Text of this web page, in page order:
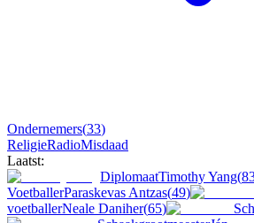
Ondernemers(33)
ReligieRadioMisdaad
Laatst:
DiplomaatTimothy Yang(
VoetballerParaskevas Antzas(49)
voetballerNeale Daniher(65)